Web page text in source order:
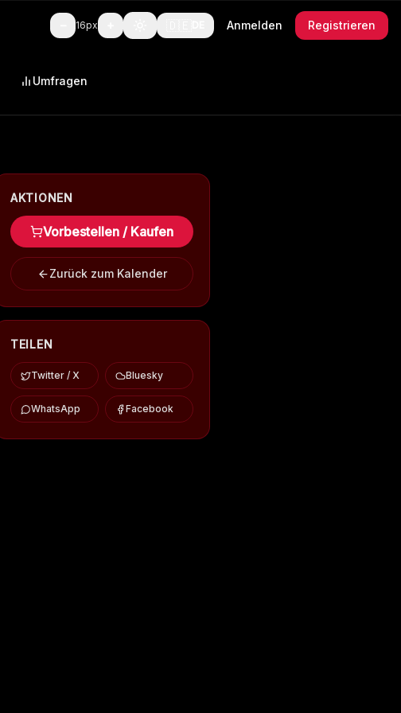
16px Anmelden Registrieren
Umfragen
AKTIONEN
Vorbestellen / Kaufen
Zurück zum Kalender
TEILEN
Twitter / X Bluesky
WhatsApp Facebook